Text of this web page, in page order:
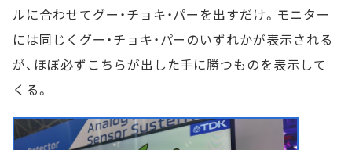
ルに合わせてグー・チョキ・パーを出すだけ。モニター
には同じくグー・チョキ・パーのいずれかが表示される
が、ほぼ必ずこちらが出した手に勝つものを表示して
くる。